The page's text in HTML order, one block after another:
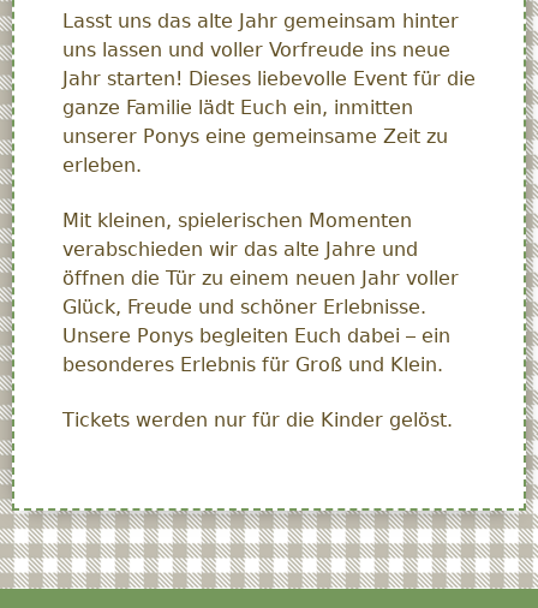
Lasst uns das alte Jahr gemeinsam hinter
uns lassen und voller Vorfreude ins neue
Jahr starten! Dieses liebevolle Event für die
ganze Familie lädt Euch ein, inmitten
unserer Ponys eine gemeinsame Zeit zu
erleben.
Mit kleinen, spielerischen Momenten
verabschieden wir das alte Jahre und
öffnen die Tür zu einem neuen Jahr voller
Glück, Freude und schöner Erlebnisse.
Unsere Ponys begleiten Euch dabei – ein
besonderes Erlebnis für Groß und Klein.
Tickets werden nur für die Kinder gelöst.